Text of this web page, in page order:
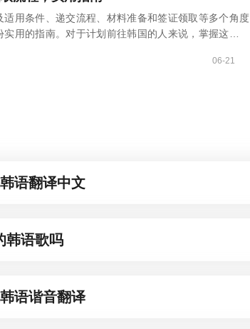
用条件、递交流程、材料准备和签证领取等多个角度
用的指南。对于计划前往韩国的人来说，掌握这些信
06-21
语翻译中文
韩语歌吗
语谐音翻译